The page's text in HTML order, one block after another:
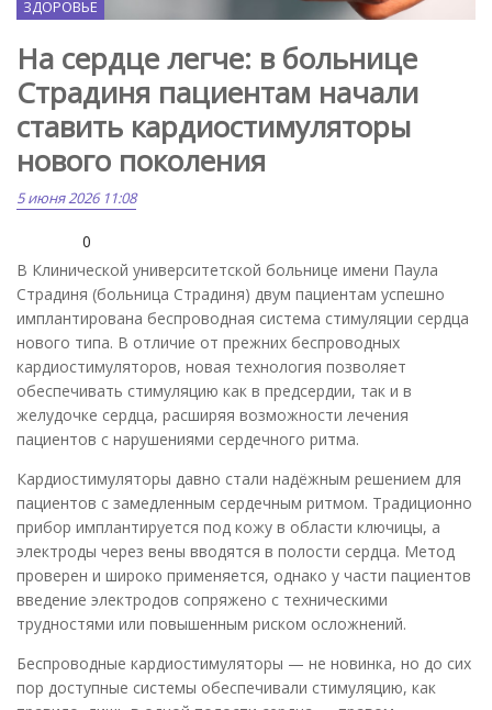
ЗДОРОВЬЕ
На сердце легче: в больнице
Страдиня пациентам начали
ставить кардиостимуляторы
нового поколения
5 июня 2026 11:08
0
В Клинической университетской больнице имени Паула
Страдиня (больница Страдиня) двум пациентам успешно
имплантирована беспроводная система стимуляции сердца
нового типа. В отличие от прежних беспроводных
кардиостимуляторов, новая технология позволяет
обеспечивать стимуляцию как в предсердии, так и в
желудочке сердца, расширяя возможности лечения
пациентов с нарушениями сердечного ритма.
Кардиостимуляторы давно стали надёжным решением для
пациентов с замедленным сердечным ритмом. Традиционно
прибор имплантируется под кожу в области ключицы, а
электроды через вены вводятся в полости сердца. Метод
проверен и широко применяется, однако у части пациентов
введение электродов сопряжено с техническими
трудностями или повышенным риском осложнений.
Беспроводные кардиостимуляторы — не новинка, но до сих
пор доступные системы обеспечивали стимуляцию, как